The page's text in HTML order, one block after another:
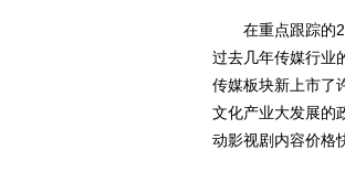
在重点跟踪的23
过去几年传媒行业
传媒板块新上市了
文化产业大发展的
动影视剧内容价格